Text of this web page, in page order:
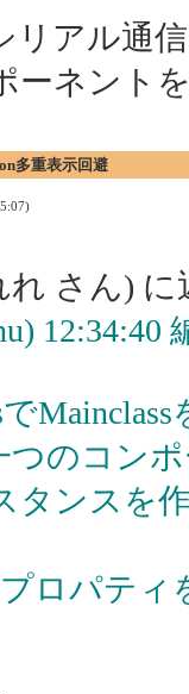
リアル通
ーネント
多重表示回避
れ さん) に
12:34:40
で
つのコン
タンスを
ロパテ